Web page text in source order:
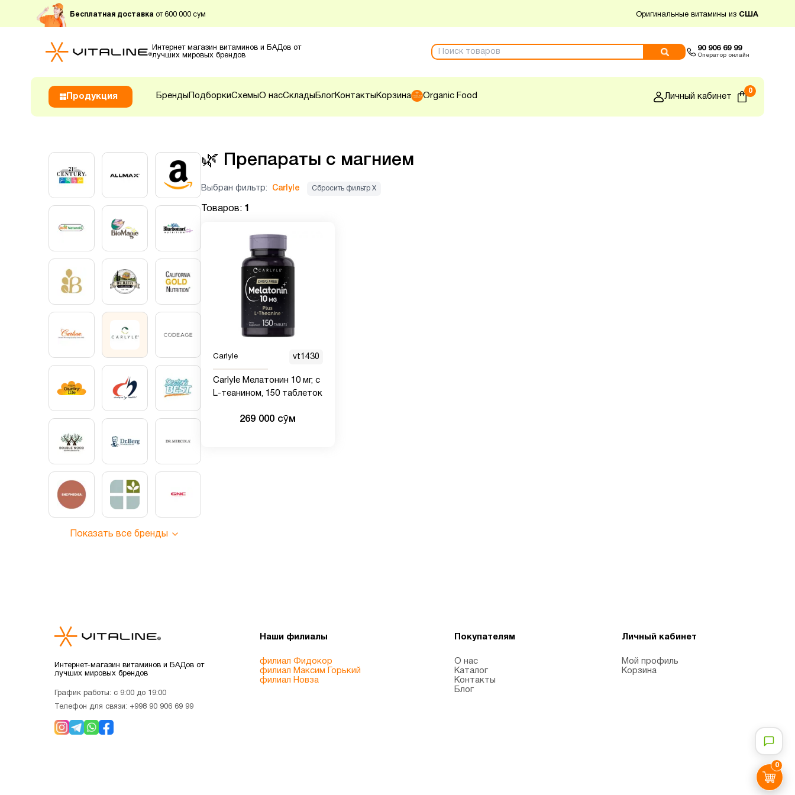
Бесплатная доставка от 600 000 сум Оригинальные витамины из США
Интернет магазин витаминов и БАДов от
лучших мировых брендов
90 906 69 99
Оператор онлайн
Продукция Бренды ПодборкиСхемыО насСклады БлогКонтакты Корзина Organic Food Личный кабинет
0
0
Показать все бренды
🌿 Препараты с магнием
Выбран фильтр: Carlyle Сбросить фильтр Х
Товаров: 1
Carlyle vt1430
Carlyle Мелатонин 10 мг, с
L-теанином, 150 таблеток
269 000 сӯм
Интернет-магазин витаминов и БАДов от
лучших мировых брендов
График работы: с 9:00 до 19:00
Телефон для связи: +998 90 906 69 99
Наши филиалы
филиал Фидокор
филиал Максим Горький
филиал Новза
Покупателям
О нас
Каталог
Контакты
Блог
Личный кабинет
Мой профиль
Корзина